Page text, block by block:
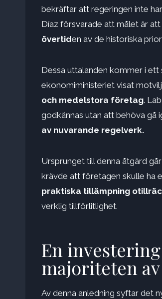
bekräftar att regeringen inte
Díaz försvarade att målet är
övertiden av de historiska
Dessa uttalanden kommer i ett
ekonomiministeriet visat
och medelstora företag.
godkännas utan att behöva gå
av nuvarande regelverk.
Ursprunget till denna åtgärd
krävde att företagen skulle ha
praktiska tillämpning
verklig tillförlitlighet.
En
majoriteten
Av denna anledning syftar det